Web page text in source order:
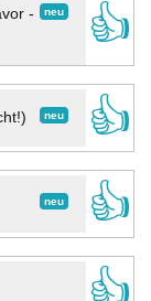
neu
-
👍
neu
👍
neu
👍
👍